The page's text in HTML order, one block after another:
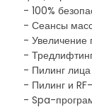
- 100%
- Сеансы
- Увеличение
-
- Пилинг
- Пилинг и
- Spa-